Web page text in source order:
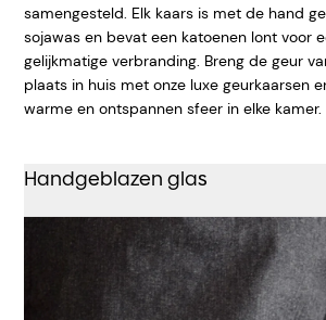
samengesteld. Elk kaars is met de hand
sojawas en bevat een katoenen lont voor
gelijkmatige verbranding. Breng de geur
plaats in huis met onze luxe geurkaarsen
warme en ontspannen sfeer in elke kamer.
Handgeblazen glas